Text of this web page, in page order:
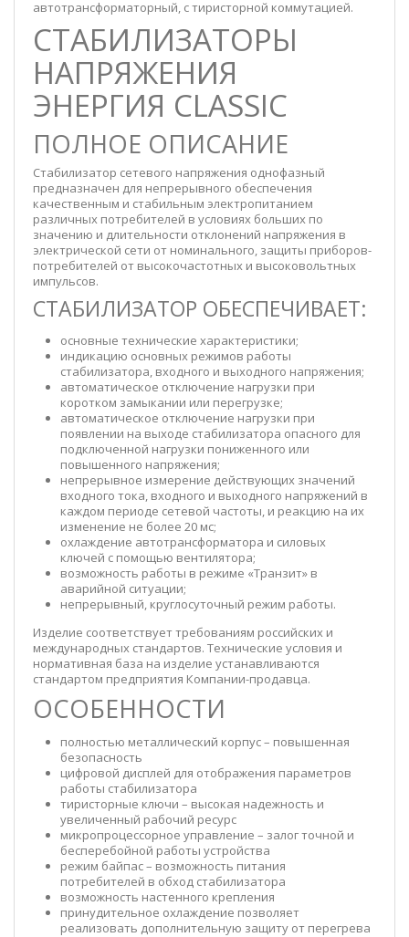
автотрансформаторный, с тиристорной коммутацией.
СТАБИЛИЗАТОРЫ
НАПРЯЖЕНИЯ
ЭНЕРГИЯ CLASSIC
ПОЛНОЕ ОПИСАНИЕ
Стабилизатор сетевого напряжения однофазный
предназначен для непрерывного обеспечения
качественным и стабильным электропитанием
различных потребителей в условиях больших по
значению и длительности отклонений напряжения в
электрической сети от номинального, защиты приборов-
потребителей от высокочастотных и высоковольтных
импульсов.
СТАБИЛИЗАТОР ОБЕСПЕЧИВАЕТ:
основные технические характеристики;
индикацию основных режимов работы
стабилизатора, входного и выходного напряжения;
автоматическое отключение нагрузки при
коротком замыкании или перегрузке;
автоматическое отключение нагрузки при
появлении на выходе стабилизатора опасного для
подключенной нагрузки пониженного или
повышенного напряжения;
непрерывное измерение действующих значений
входного тока, входного и выходного напряжений в
каждом периоде сетевой частоты, и реакцию на их
изменение не более 20 мс;
охлаждение автотрансформатора и силовых
ключей с помощью вентилятора;
возможность работы в режиме «Транзит» в
аварийной ситуации;
непрерывный, круглосуточный режим работы.
Изделие соответствует требованиям российских и
международных стандартов. Технические условия и
нормативная база на изделие устанавливаются
стандартом предприятия Компании-продавца.
ОСОБЕННОСТИ
полностью металлический корпус – повышенная
безопасность
цифровой дисплей для отображения параметров
работы стабилизатора
тиристорные ключи – высокая надежность и
увеличенный рабочий ресурс
микропроцессорное управление – залог точной и
бесперебойной работы устройства
режим байпас – возможность питания
потребителей в обход стабилизатора
возможность настенного крепления
принудительное охлаждение позволяет
реализовать дополнительную защиту от перегрева